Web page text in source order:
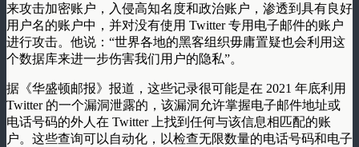
来攻击加密账户，入侵高知名度和政治账户，渗透到具有良好
用户名的账户中，并对没有使用 Twitter 专用电子邮件的账户
进行攻击。他说：“世界各地的黑客组织毋庸置疑也会利用这
个数据库来进一步伤害我们用户的隐私”。
据《华盛顿邮报》报道，这些记录很可能是在 2021 年底利用
Twitter 的一个漏洞泄露的，该漏洞允许掌握电子邮件地址或
电话号码的外人在 Twitter 上找到任何与该信息相匹配的账
户。这些查询可以自动化，以检查无限数量的电话号码和电子